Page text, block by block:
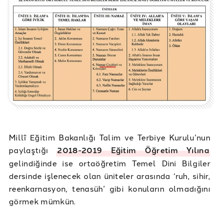
Millî Eğitim Bakanlığı Talim ve Terbiye Kurulu’nun
paylaştığı2018-2019 Eğitim Öğretim Yılına
gelindiğinde ise ortaöğretim Temel Dini Bilgiler
dersinde işlenecek olan üniteler arasında ‘ruh, sihir,
reenkarnasyon, tenasüh’ gibi konuların olmadığını
görmek mümkün.